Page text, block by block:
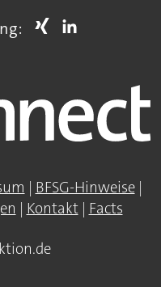
| BFSG-Hinweise|
| Kontakt| Facts